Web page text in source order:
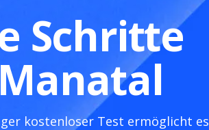
Schritte
kostenloser Test ermöglicht es